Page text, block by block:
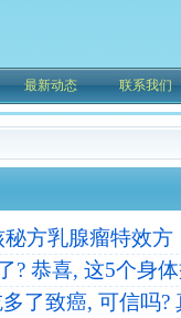
最新动态 联系我们
方乳腺瘤特效方
? 恭喜, 这5个身
了致癌, 可信吗?